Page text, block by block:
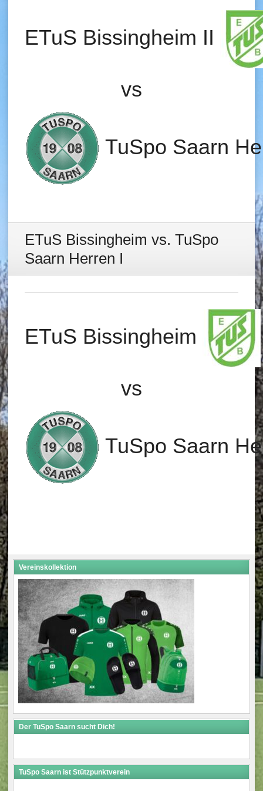
ETuS Bissingheim II
vs
TuSpo Saarn
ETuS Bissingheim vs. TuSpo
Saarn Herren I
ETuS Bissingheim
vs
TuSpo Saarn
Vereinskollektion
Der TuSpo Saarn sucht Dich!
TuSpo Saarn ist Stützpunktverein